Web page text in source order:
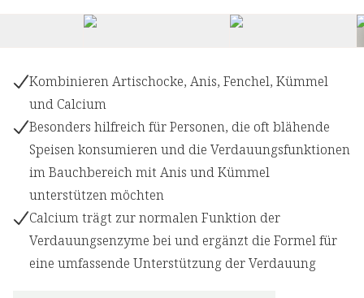
Kombinieren Artischocke, Anis, Fenchel, Kümmel
und Calcium
Besonders hilfreich für Personen, die oft blähende
Speisen konsumieren und die Verdauungsfunktionen
im Bauchbereich mit Anis und Kümmel
unterstützen möchten
Calcium trägt zur normalen Funktion der
Verdauungsenzyme bei und ergänzt die Formel für
eine umfassende Unterstützung der Verdauung